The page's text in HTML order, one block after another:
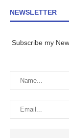
NEWSLETTER
Subscribe my